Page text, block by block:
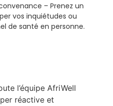
– Prenez un
vos inquiétudes ou
de santé en personne.
l’équipe AfriWell
réactive et